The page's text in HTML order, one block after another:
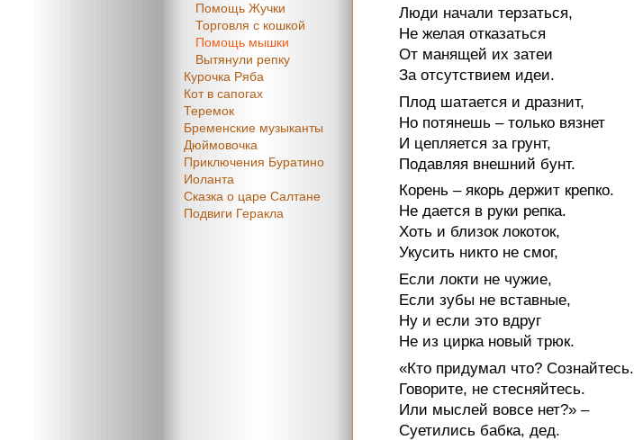
Люди начали терзаться,
Не желая отказаться
От манящей их затеи
За отсутствием идеи.
Плод шатается и дразнит,
Но потянешь – только вязнет
И цепляется за грунт,
Подавляя внешний бунт.
Корень – якорь держит крепко.
Не дается в руки репка.
Хоть и близок локоток,
Укусить никто не смог,
Если локти не чужие,
Если зубы не вставные,
Ну и если это вдруг
Не из цирка новый трюк.
«Кто придумал что? Сознайтесь.
Говорите, не стесняйтесь.
Или мыслей вовсе нет?» –
Суетились бабка, дед.
Помощь Жучки
Торговля с кошкой
Помощь мышки
Вытянули репку
Курочка Ряба
Кот в сапогах
Теремок
Бременские музыканты
Дюймовочка
Приключения Буратино
Иоланта
Сказка о царе Салтане
Подвиги Геракла